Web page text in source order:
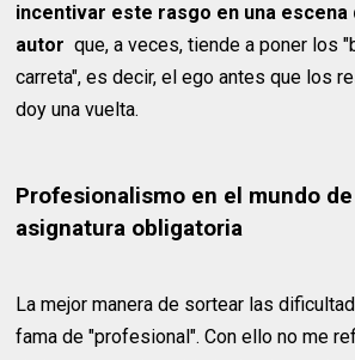
incentivar este rasgo en una escena
autor que, a veces, tiende a poner los
carreta", es decir, el ego antes que los
doy una vuelta.
Profesionalismo en el mundo
asignatura obligatoria
La mejor manera de sortear las
fama de "profesional". Con ello no me